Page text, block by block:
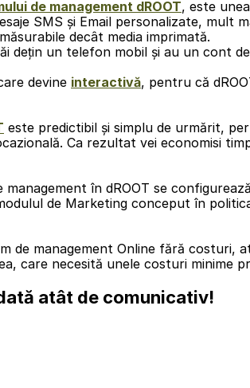
de management dROOT, este
SMS și Email personalizate, mult
decât media imprimată.
dețin un telefon mobil și au un cont
devine interactivă, pentru că
este predictibil și simplu de urmărit,
Ca rezultat vei economisi
de Marketing conceput în
care necesită unele costuri minime
atât de comunicativ!